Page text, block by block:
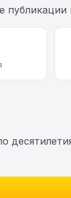
публикации